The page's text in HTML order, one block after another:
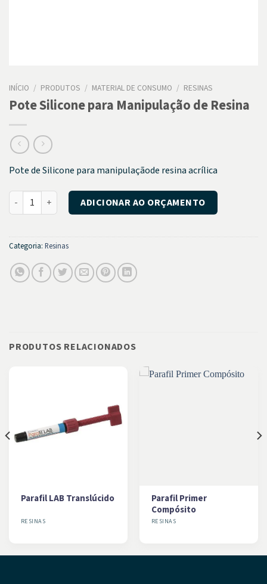
INÍCIO / PRODUTOS / MATERIAL DE CONSUMO / RESINAS
Pote Silicone para Manipulação de Resina
Pote de Silicone para manipulaçãode resina acrílica
Pote Silicone para Manipulação de Resina quantidade
ADICIONAR AO ORÇAMENTO
Categoria: Resinas
PRODUTOS RELACIONADOS
RESINAS
Parafil LAB Translúcido
RESINAS
Parafil Primer
Compósito